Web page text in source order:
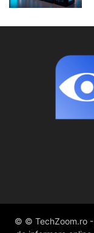
© © TechZoom.ro -